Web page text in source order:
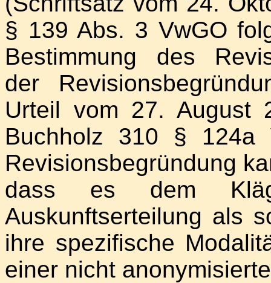
§ 139 Abs. 3 VwGO
Bestimmung des
der
Urteil vom 27.
Buchholz 310 §
Revisionsbegründung
dass es dem
Auskunftserteilung als
ihre spezifische
einer nicht